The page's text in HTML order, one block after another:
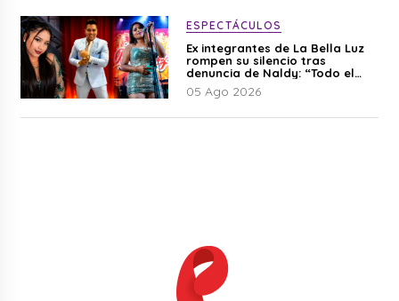
ESPECTÁCULOS
Ex integrantes de La Bella Luz
rompen su silencio tras
denuncia de Naldy: “Todo el
mundo lo sabía”
05 Ago 2026